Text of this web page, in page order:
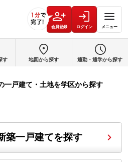
会員登録 ログイン メニュー
す 地図から探す 通勤・通学から探す
一戸建て・土地を学区から探す
築一戸建てを探す